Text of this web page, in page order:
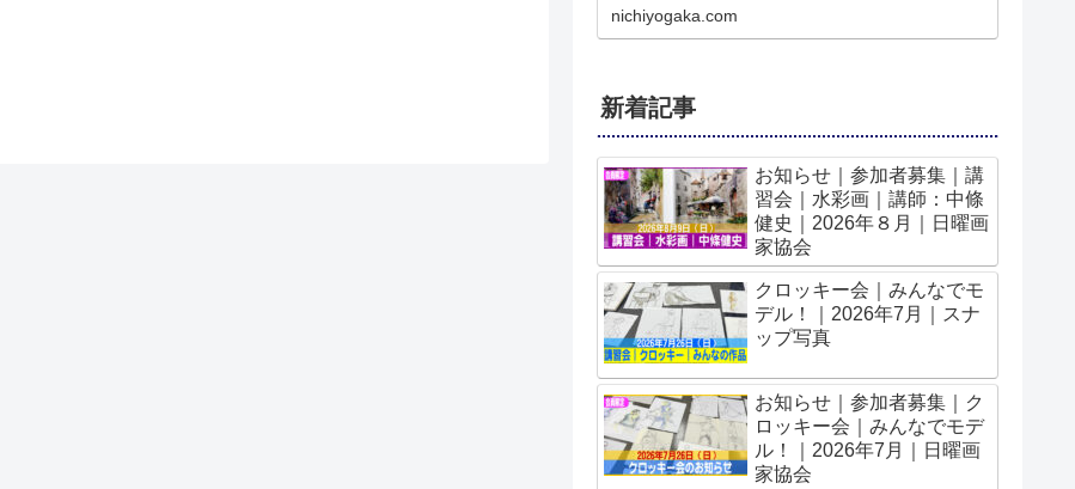
nichiyogaka.com
新着記事
お知らせ｜参加者募集｜講
習会｜水彩画｜講師：中條
健史｜2026年８月｜日曜画
家協会
クロッキー会｜みんなでモ
デル！｜2026年7月｜スナ
ップ写真
お知らせ｜参加者募集｜ク
ロッキー会｜みんなでモデ
ル！｜2026年7月｜日曜画
家協会